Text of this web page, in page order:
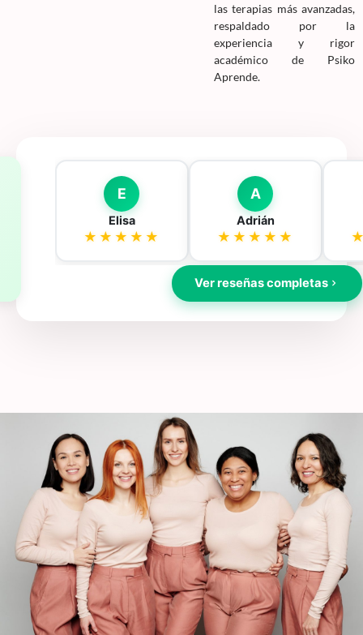
las terapias más avanzadas,
respaldado por la
experiencia y rigor
académico de Psiko
Aprende.